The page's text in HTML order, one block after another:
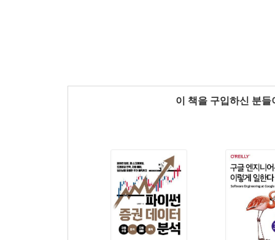
이 책을 구입하신 분